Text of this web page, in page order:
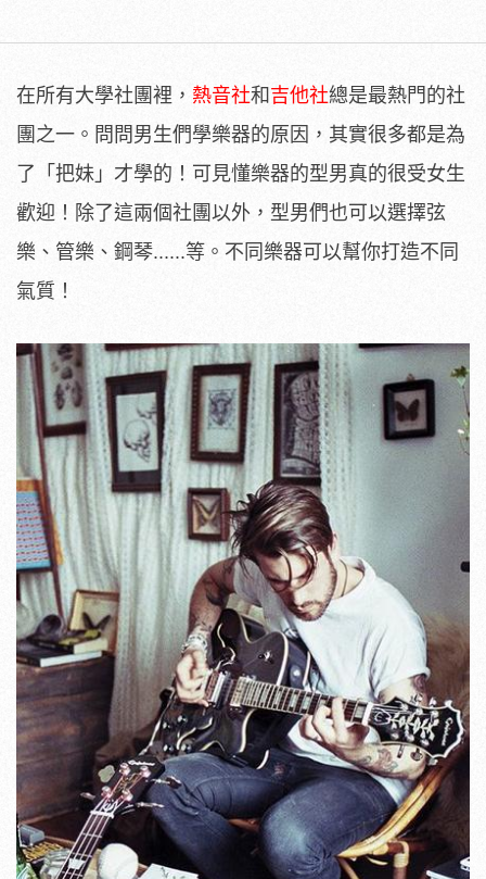
在所有大學社團裡， 熱音社和 吉他社總是最熱門的社
團之一。問問男生們學樂器的原因，其實很多都是為
了「把妹」才學的！可見懂樂器的型男真的很受女生
歡迎！除了這兩個社團以外，型男們也可以選擇弦
樂、管樂、鋼琴......等。不同樂器可以幫你打造不同
氣質！